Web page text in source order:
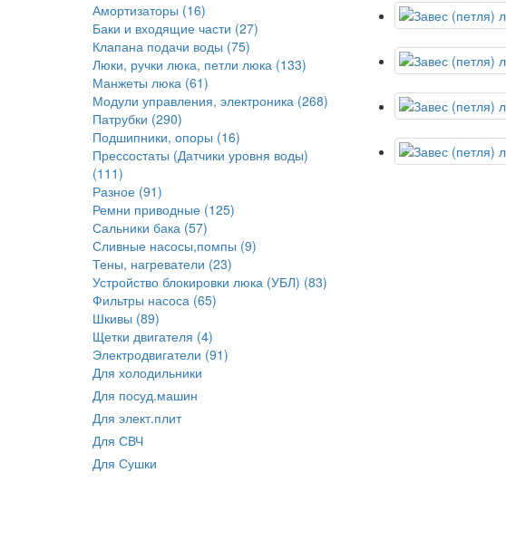
Амортизаторы (16)
Баки и входящие части (27)
Клапана подачи воды (75)
Люки, ручки люка, петли люка (133)
Манжеты люка (61)
Модули управления, электроника (268)
Патрубки (290)
Подшипники, опоры (16)
Прессостаты (Датчики уровня воды)
(111)
Разное (91)
Ремни приводные (125)
Сальники бака (57)
Сливные насосы,помпы (9)
Тены, нагреватели (23)
Устройство блокировки люка (УБЛ) (83)
Фильтры насоса (65)
Шкивы (89)
Щетки двигателя (4)
Электродвигатели (91)
Для холодильники
Для посуд.машин
Для элект.плит
Для СВЧ
Для Сушки